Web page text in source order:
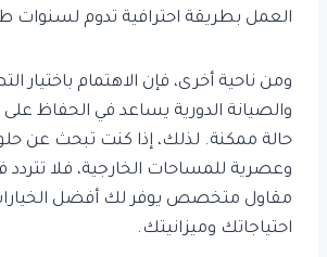
العمل بطريقة احترافية تدوم لسنوات
ومن ناحية أخرى، فإن الاهتمام باختيار
والصيانة الدورية يساعد في الحفاظ
حالة ممكنة. لذلك، إذا كنت تبحث عن
وعصرية للمساحات الخارجية، فلا
مقاول متخصص يوفر لك أفضل
احتياجاتك وميزانيتك.